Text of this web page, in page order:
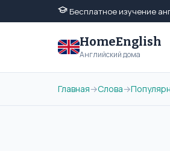
Бесплатное изучение
HomeEnglish
Английский дома
Главная→Слова→